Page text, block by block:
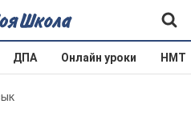
ДПА Онлайн уроки НМТ